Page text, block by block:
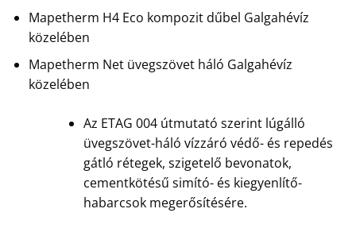
Mapetherm H4 Eco kompozit dűbel Galgahévíz
közelében
Mapetherm Net üvegszövet háló Galgahévíz
közelében
Az ETAG 004 útmutató szerint lúgálló
üvegszövet-háló vízzáró védő- és repedés
gátló rétegek, szigetelő bevonatok,
cementkötésű simító- és kiegyenlítő-
habarcsok megerősítésére.